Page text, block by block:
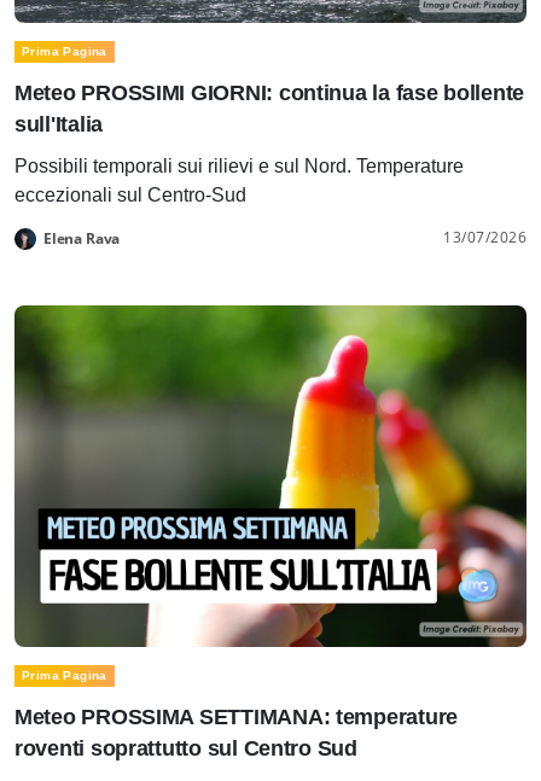
Prima Pagina
Meteo PROSSIMI GIORNI: continua la fase bollente
sull'Italia
Possibili temporali sui rilievi e sul Nord. Temperature
eccezionali sul Centro-Sud
Elena Rava 13/07/2026
Prima Pagina
Meteo PROSSIMA SETTIMANA: temperature
roventi soprattutto sul Centro Sud